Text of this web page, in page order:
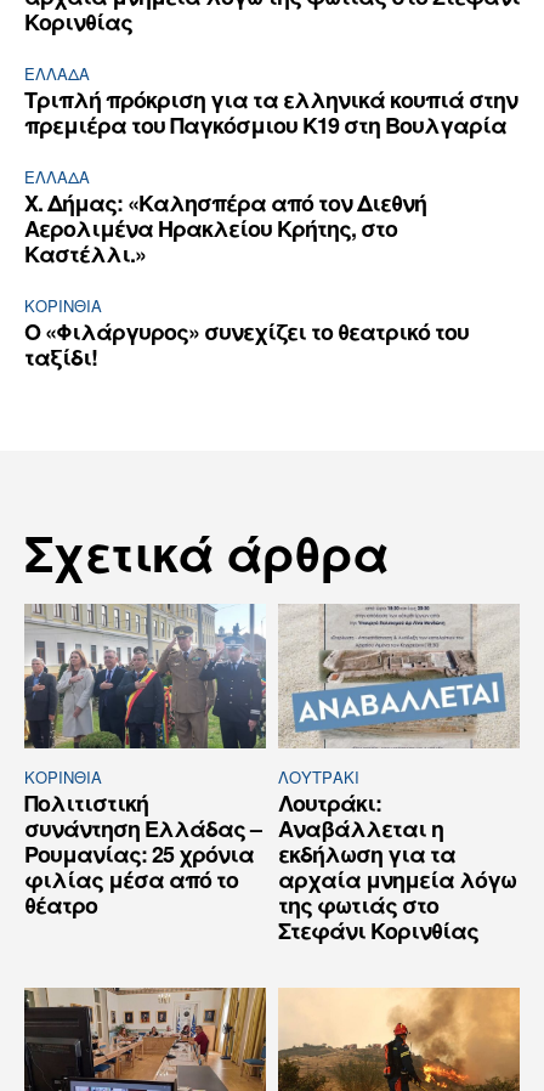
Κορινθίας
ΕΛΛΆΔΑ
Τριπλή πρόκριση για τα ελληνικά κουπιά στην
πρεμιέρα του Παγκόσμιου Κ19 στη Βουλγαρία
ΕΛΛΆΔΑ
Χ. Δήμας: «Καλησπέρα από τον Διεθνή
Αερολιμένα Ηρακλείου Κρήτης, στο
Καστέλλι.»
ΚΟΡΙΝΘΊΑ
Ο «Φιλάργυρος» συνεχίζει το θεατρικό του
ταξίδι!
Σχετικά άρθρα
ΚΟΡΙΝΘΊΑ
Πολιτιστική
συνάντηση Ελλάδας –
Ρουμανίας: 25 χρόνια
φιλίας μέσα από το
θέατρο
ΛΟΥΤΡΆΚΙ
Λουτράκι:
Αναβάλλεται η
εκδήλωση για τα
αρχαία μνημεία λόγω
της φωτιάς στο
Στεφάνι Κορινθίας